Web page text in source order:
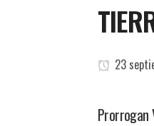
23
Prorrogan